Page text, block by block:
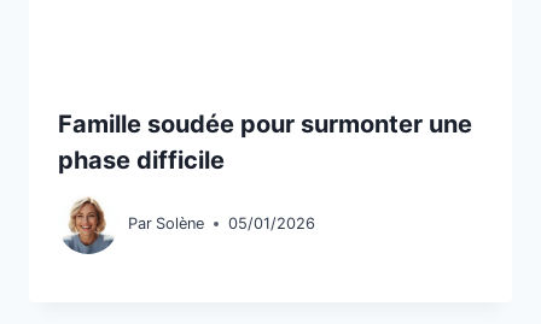
Famille soudée pour surmonter une
phase difficile
Par Solène 05/01/2026